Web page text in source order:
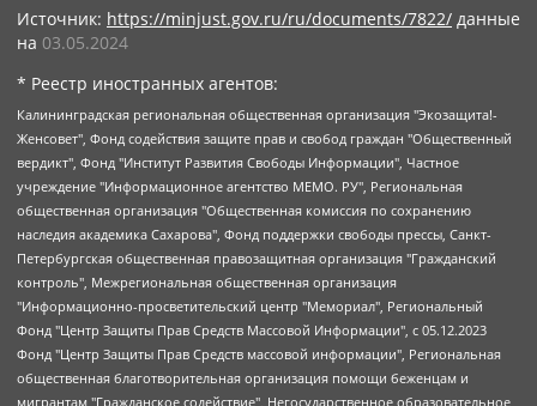
Источник: https://minjust.gov.ru/ru/documents/7822/ данные
на 03.05.2024
* Реестр иностранных агентов:
Калининградская региональная общественная организация "Экозащита!-Женсовет", Фонд содействия защите прав и свобод граждан "Общественный вердикт", Фонд "Институт Развития Свободы Информации", Частное учреждение "Информационное агентство МЕМО. РУ", Региональная общественная организация "Общественная комиссия по сохранению наследия академика Сахарова", Фонд поддержки свободы прессы, Санкт-Петербургская общественная правозащитная организация "Гражданский контроль", Межрегиональная общественная организация "Информационно-просветительский центр "Мемориал", Региональный Фонд "Центр Защиты Прав Средств Массовой Информации", с 05.12.2023 Фонд "Центр Защиты Прав Средств массовой информации", Региональная общественная благотворительная организация помощи беженцам и мигрантам "Гражданское содействие", Негосударственное образовательное учреждение дополнительного профессионального образования (повышение квалификации) специалистов "АКАДЕМИЯ ПО ПРАВАМ ЧЕЛОВЕКА", Свердловская региональная общественная организация "Сутяжник", Автономная некоммерческая организация "Центр независимых социологических исследований", Союз общественных объединений "Российский исследовательский центр по правам человека", Региональное общественное учреждение научно-информационный центр "МЕМОРИАЛ", Некоммерческая организация "Фонд защиты гласности", Автономная некоммерческая организация "Институт прав человека", Городская общественная организация "Екатеринбургское общество "МЕМОРИАЛ", Городская общественная организация "Рязанское историко-просветительское и правозащитное общество "Мемориал" (Рязанский Мемориал), Челябинский региональный орган общественной самодеятельности – женское общественное объединение "Женщины Евразии", Челябинский региональный орган общественной самодеятельности "Уральская правозащитная группа", Фонд содействия защите здоровья и социальной справедливости имени Андрея Рылькова, Автономная Некоммерческая Организация "Аналитический Центр Юрия Левады", Автономная некоммерческая организация социальной поддержки населения "Проект Апрель", Региональная общественная организация помощи женщинам и детям, находящимся в кризисной ситуации "Информационно-методический центр "Анна", Фонд содействия развитию массовых коммуникаций и правовому просвещению "Так-так-Так", Фонд содействия устойчивому развитию "Серебряная тайга", Свердловский региональный общественный фонд социальных проектов "Новое время", "Idel.Реалии", Кавказ.Реалии, Крым.Реалии, Телеканал Настоящее Время, Татаро-башкирская служба Радио Свобода (Azatliq Radiosi), Радио Свободная Европа/Радио Свобода (PCE/PC), "Сибирь.Реалии", "Фактограф", Благотворительный фонд помощи осужденным и их семьям, Автономная некоммерческая организация "Институт глобализации и социальных движений", Фонд "В защиту прав заключенных", Частное учреждение "Центр поддержки и содействия развитию средств массовой информации", Пензенский региональный общественный благотворительный фонд "Гражданский союз", "Север.Реалии", Некоммерческая организация Фонд "Правовая инициатива", Общество с ограниченной ответственностью "Радио Свободная Европа/Радио Свобода", Чешское информационное агентство "MEDIUM-ORIENT", Красноярская региональная общественная организация "Мы против СПИДа", Камалягин Денис Николаевич, Маркелов Сергей Евгеньевич, Пономарев Лев Александрович, Савицкая Людмила Алексеевна, Автономная некоммерческая организация "Центр по работе с проблемой насилия "НАСИЛИЮ.НЕТ", Межрегиональный профессиональный союз работников здравоохранения "Альянс врачей", Юридическое лицо, зарегистрированное в Латвийской Республике, SIA "Medusa Project" (регистрационный номер 40103797863, дата регистрации 10.06.2014), Некоммерческая организация "Фонд по борьбе с коррупцией", Автономная некоммерческая организация "Институт права и публичной политики", Баданин Роман Сергеевич, Гликин Максим Александрович, Железнова Мария Михайловна, Лукьянова Юлия Сергеевна, Маетная Елизавета Витальевна, Маняхин Петр Борисович, Чуракова Ольга Владимировна, Ярош Юлия Петровна, Юридическое лицо "The Insider SIA", зарегистрированное в Риге, Латвийская Республика (дата регистрации 26.06.2015), являющееся администратором доменного имени интернет-издания "The Insider SIA", https://theins.ru, Постернак Алексей Евгеньевич, Рубин Михаил Аркадьевич, Анин Роман Александрович, Юридическое лицо Istories fonds, зарегистрированное в Латвийской Республике (регистрационный номер 50008295751, дата регистрации 24.02.2020), Великовский Дмитрий Александрович, Долинина Ирина Николаевна, Мароховская Алеся Алексеевна, Шлейнов Роман Юрьевич, Шмагун Олеся Валентиновна, Общество с ограниченной ответственностью "Альтаир 2021", Общество с ограниченной ответственностью "Вега 2021", Общество с ограниченной ответственностью "Главный редактор 2021", Общество с ограниченной ответственностью "Ромашки монолит", Важенков Артем Валерьевич, Ивановская областная общественная организация "Центр гендерных исследований", Гурман Юрий Альбертович, Медиапроект "ОВД-Инфо", Егоров Владимир Владимирович, Жилинский Владимир Александрович, Общество с ограниченной ответственностью "ЗП", Иванова София Юрьевна, Карезина Инна Павловна, Кильтау Екатерина Викторовна, Петров Алексей Викторович, Пискунов Сергей Евгеньевич, Смирнов Сергей Сергеевич, Тихонов Михаил Сергеевич, Общество с ограниченной ответственностью "ЖУРНАЛИСТ-ИНОСТРАННЫЙ АГЕНТ", Арапова Галина Юрьевна, Вольтская Татьяна Анатольевна, Американская компания "Mason G.E.S. Anonymous Foundation" (США), являющаяся владельцем интернет-издания https://mnews.world/, Компания "Stichting Bellingcat", зарегистрированная в Нидерландах (дата регистрации 11.07.2018), Захаров Андрей Вячеславович, Клепиковская Екатерина Дмитриевна, Общество с ограниченной ответственностью "МЕМО", Перл Роман Александрович, Симонов Евгений Алексеевич, Соловьева Елена Анатольевна, Сотников Даниил Владимирович, Сурначева Елизавета Дмитриевна, Автономная некоммерческая организация по защите прав человека и информированию населения "Якутия – Наше Мнение", Общество с ограниченной ответственностью "Москоу диджитал медиа", с 26.01.2023 Общество с ограниченной ответственностью "Чайка Белые сады", Ветошкина Валерия Валерьевна, Заговора Максим Александрович, Межрегиональное общественное движение "Российская ЛГБТ - сеть", Оленичев Максим Владимирович, Павлов Иван Юрьевич, Скворцова Елена Сергеевна, Общество с ограниченной ответственностью "Как бы инагент", Кочетков Игорь Викторович, Общество с ограниченной ответственностью "Честные выборы", Еланчик Олег Александрович, Общество с ограниченной ответственностью "Нобелевский призыв", Гималова Регина Эмилевна, Григорьев Андрей Валерьевич, Григорьева Алина Александровна, Ассоциация по содействию защите прав призывников, альтернативнослужащих и военнослужащих "Правозащитная группа "Гражданин.Армия.Право", Хисамова Регина Фаритовна, Автономная некоммерческая организация по реализации социально-правовых программ "Лилит", Дальневосточное общественное движение "Маяк", Санкт-Петербургская ЛГБТ-инициативная группа "Выход", Инициативная группа ЛГБТ+ "Реверс", Алексеев Андрей Викторович, Бекбулатова Таисия Львовна, Беляев Иван Михайлович, Владыкина Елена Сергеевна, Гельман Марат Александрович, Никульшина Вероника Юрьевна, Толоконникова Надежда Андреевна, Шендерович Виктор Анатольевич, Общество с ограниченной ответственностью "Данное сообщение", Общество с ограниченной ответственностью Издательский дом "Новая глава", Айнбиндер Александра Александровна, Московский комьюнити-центр для ЛГБТ+инициатив, Благотворительный фонд развития филантропии, Deutsche Welle (Германия, Kurt-Schumacher-Strasse 3, 53113 Bonn), Борзунова Мария Михайловна, Воробьев Виктор Викторович, Голубева Анна Львовна, Константинова Алла Михайловна, Малкова Ирина Владимировна, Мурадов Мурад Абдулгалимович, Осетинская Елизавета Николаевна, Понасенков Евгений Николаевич, Ганапольский Матвей Юрьевич, Киселев Евгений Алексеевич, Борухович Ирина Григорьевна, Дремин Иван Тимофеевич, Дубровский Дмитрий Викторович, Красноярская региональная общественная организация поддержки и развития альтернативных образовательных технологий и межкультурных коммуникаций "ИНТЕРРА", Маяковская Екатерина Алексеевна, Фейгин Марк Захарович, Филимонов Андрей Викторович, Дзугкоева Регина Николаевна, Доброхотов Роман Александрович, Дудь Юрий Александрович, Елкин Сергей Владимирович, Кругликов Кирилл Игоревич, Сабунаева Мария Леонидовна, Семенов Алексей Владимирович, Шаинян Карен Багратович, Шульман Екатерина Михайловна, Асафьев Артур Валерьевич, Вахштайн Виктор Семенович, Венедиктов Алексей Алексеевич, Лушникова Екатерина Евгеньевна, Волков Леонид Михайлович, Невзоров Александр Глебович, Пархоменко Сергей Борисович, Сироткин Ярослав Николаевич, Кара-Мурза Владимир Владимирович, Баранова Наталья Владимировна, Гозман Леонид Яковлевич, Кагарлицкий Борис Юльевич, Климарев Михаил Валерьевич, Милов Владимир Станиславович, Автономная некоммерческая организация Краснодарский центр современного искусства "Типография", Моргенштерн Алишер Тагирович, Соболь Любовь Эдуардовна, Общество с ограниченной ответственностью "ЛИЗА НОРМ", Каспаров Гарри Кимович, Ходорковский Михаил Борисович, Общество с ограниченной ответственностью "Апрельские тезисы", Данилович Ирина Брониславовна, Кашин Олег Владимирович, Петров Николай Владимирович, Пивоваров Алексей Владимирович, Соколов Михаил Владимирович, Цветкова Юлия Владимировна, Чичваркин Евгений Александрович, Комитет против пыток/Команда против пыток, Общество с ограниченной ответственностью "Первый научный", Общество с ограниченной ответственностью "Вертолет и ко", Белоцерковская Вероника Борисовна, Кац Максим Евгеньевич, Лазарева Татьяна Юрьевна, Шаведдинов Руслан Табризович, Яшин Илья Валерьевич, Общество с ограниченной ответственностью "Иноагент ААВ", Алешковский Дмитрий Петрович, Альбац Евгения Марковна, Быков Дмитрий Львович, Галямина Юлия Евгеньевна, Лойко Сергей Леонидович, Мартынов Кирилл Константинович, Медведев Сергей Александрович, Крашенинников Федор Геннадиевич, Гордеева Катерина Вл